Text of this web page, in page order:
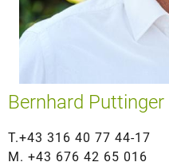
Bernhard Puttinger
T.+43 316 40 77 44-17
M. +43 676 42 65 016